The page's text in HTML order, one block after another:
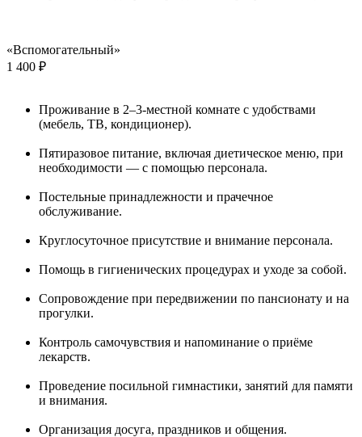
«Вспомогательный»
1 400 ₽
Проживание в 2–3-местной комнате с удобствами
(мебель, ТВ, кондиционер).
Пятиразовое питание, включая диетическое меню, при
необходимости — с помощью персонала.
Постельные принадлежности и прачечное
обслуживание.
Круглосуточное присутствие и внимание персонала.
Помощь в гигиенических процедурах и уходе за собой.
Сопровождение при передвижении по пансионату и на
прогулки.
Контроль самочувствия и напоминание о приёме
лекарств.
Проведение посильной гимнастики, занятий для памяти
и внимания.
Организация досуга, праздников и общения.